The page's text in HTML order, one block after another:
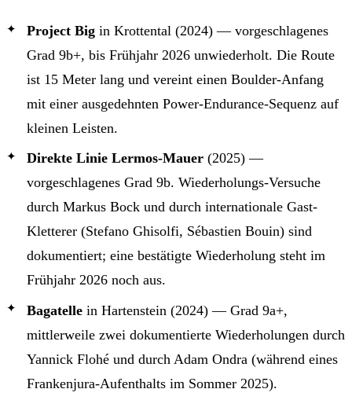
Project Bigin Krottental (2024) — vorgeschlagenes
Grad 9b+, bis Frühjahr 2026 unwiederholt. Die Route
ist 15 Meter lang und vereint einen Boulder-Anfang
mit einer ausgedehnten Power-Endurance-Sequenz auf
kleinen Leisten.
Direkte Linie Lermos-Mauer(2025) —
vorgeschlagenes Grad 9b. Wiederholungs-Versuche
durch Markus Bock und durch internationale Gast-
Kletterer (Stefano Ghisolfi, Sébastien Bouin) sind
dokumentiert; eine bestätigte Wiederholung steht im
Frühjahr 2026 noch aus.
Bagatellein Hartenstein (2024) — Grad 9a+,
mittlerweile zwei dokumentierte Wiederholungen durch
Yannick Flohé und durch Adam Ondra (während eines
Frankenjura-Aufenthalts im Sommer 2025).